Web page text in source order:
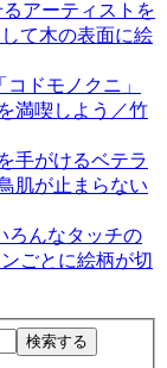
るアーティストを
て木の表面に絵
ドモノクニ」
満喫しよう／竹
手がけるベテラ
肌が止まらない
ろんなタッチの
ごとに絵柄が切